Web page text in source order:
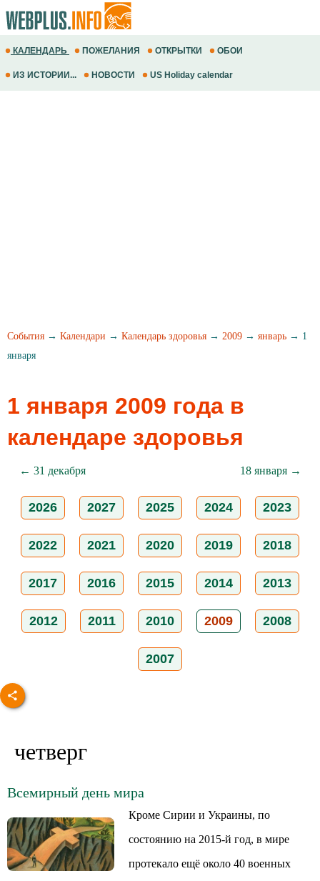
КАЛЕНДАРЬ ПОЖЕЛАНИЯ ОТКРЫТКИ ОБОИ
ИЗ ИСТОРИИ... НОВОСТИ US Holiday calendar
События → Календари → Календарь здоровья → 2009 → январь → 1
января
1 января 2009 года в
календаре здоровья
← 31 декабря 18 января →
2026 2027 2025 2024 2023
2022 2021 2020 2019 2018
2017 2016 2015 2014 2013
2012 2011 2010 2009 2008
2007
четверг
Всемирный день мира
Кроме Сирии и Украины, по
состоянию на 2015-й год, в мире
протекало ещё около 40 военных